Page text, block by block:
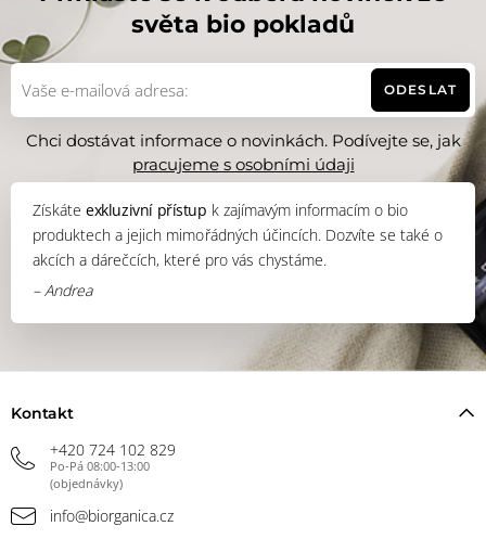
světa bio pokladů
ODESLAT
Chci dostávat informace o novinkách. Podívejte se, jak
pracujeme s osobními údaji
Získáteexkluzivní přístup k zajímavým informacím o bio
produktech a jejich mimořádných účincích. Dozvíte se také o
akcích a dárečcích, které pro vás chystáme.
– Andrea
Kontakt
+420 724 102 829
Po-Pá 08:00-13:00
(objednávky)
info@biorganica.cz